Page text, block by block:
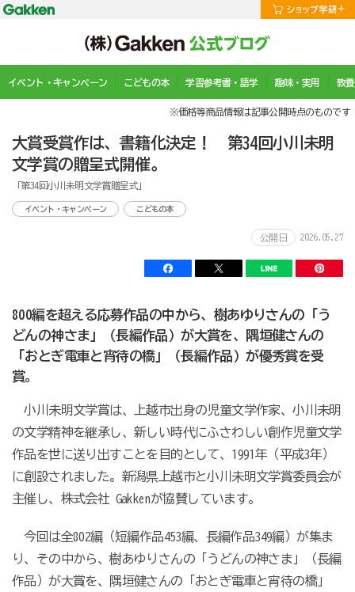
イベント・キャンペーン こどもの本 学習参考書・語学 趣味・実用 教
※価格等商品情報は記事公開時点のものです
大賞受賞作は、書籍化決定！ 第34回小川未明
文学賞の贈呈式開催。
「第34回小川未明文学賞贈呈式」
イベント・キャンペーン こどもの本
公開日 2026.05.27
800編を超える応募作品の中から、樹あゆりさんの「う
どんの神さま」（長編作品）が大賞を、隅垣健さんの
「おとぎ電車と宵待の橋」（長編作品）が優秀賞を受
賞。
小川未明文学賞は、上越市出身の児童文学作家、小川未明
の文学精神を継承し、新しい時代にふさわしい創作児童文学
作品を世に送り出すことを目的として、1991年（平成3年）
に創設されました。新潟県上越市と小川未明文学賞委員会が
主催し、株式会社 Gakkenが協賛しています。
今回は全802編（短編作品453編、長編作品349編）が集ま
り、その中から、樹あゆりさんの「うどんの神さま」（長編
作品）が大賞を、隅垣健さんの「おとぎ電車と宵待の橋」